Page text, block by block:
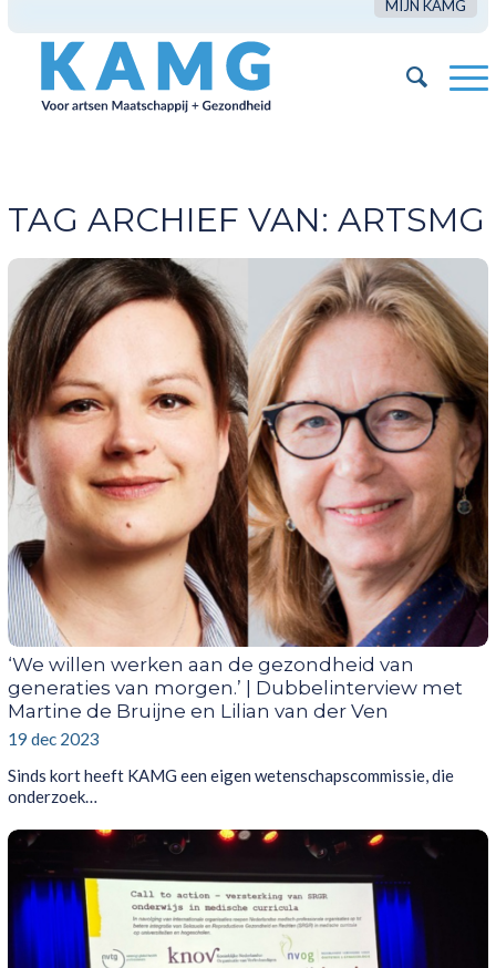
MIJN KAMG
TAG ARCHIEF VAN: ARTSMG
‘We willen werken aan de gezondheid van
generaties van morgen.’ | Dubbelinterview met
Martine de Bruijne en Lilian van der Ven
19 dec 2023
Sinds kort heeft KAMG een eigen wetenschapscommissie, die
onderzoek…